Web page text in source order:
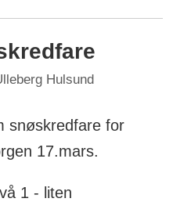
Hulsund
snøskredfare for
17.mars.
1 - liten